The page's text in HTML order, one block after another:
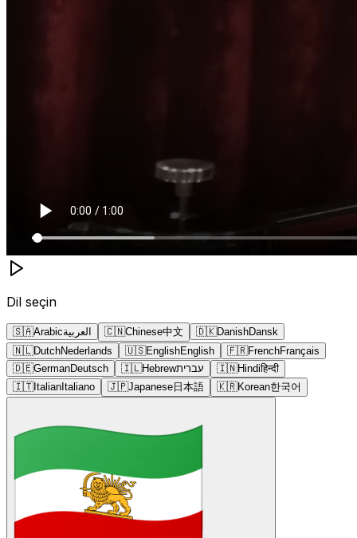
Dil seçin
🇸🇦Arabicالعربية 🇨🇳Chinese中文 🇩🇰DanishDansk
🇳🇱DutchNederlands 🇺🇸EnglishEnglish 🇫🇷FrenchFrançais
🇩🇪GermanDeutsch 🇮🇱Hebrewעברית 🇮🇳Hindiहिन्दी
🇮🇹Italian Italiano 🇯🇵Japanese 日本語 🇰🇷Korean한국어